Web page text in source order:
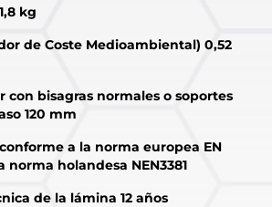
kg
de Coste Medioambiental) 0,52
con bisagras normales o soportes
120 mm
a la norma europea EN
norma holandesa NEN3381
de la lámina 12 años